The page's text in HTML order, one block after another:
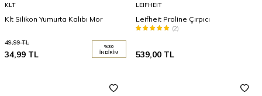
KLT
Klt Silikon Yumurta Kalıbı Mor
49,99TL
34,99 TL
%30
İNDIRIM
LEIFHEIT
Leifheit Proline Çırpıcı
(2)
539,00 TL